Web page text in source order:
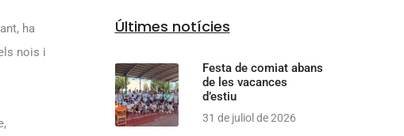
ha
nois i
Últimes notícies
Festa de comiat abans
de les vacances
d’estiu
31 de juliol de 2026